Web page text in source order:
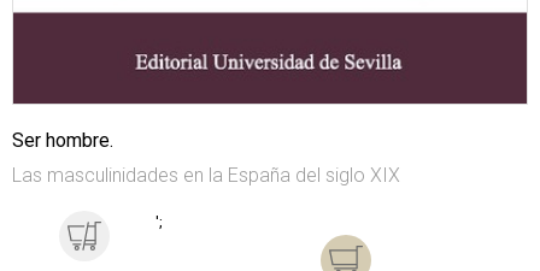
Ser hombre.
Las masculinidades en la España del siglo XIX
';